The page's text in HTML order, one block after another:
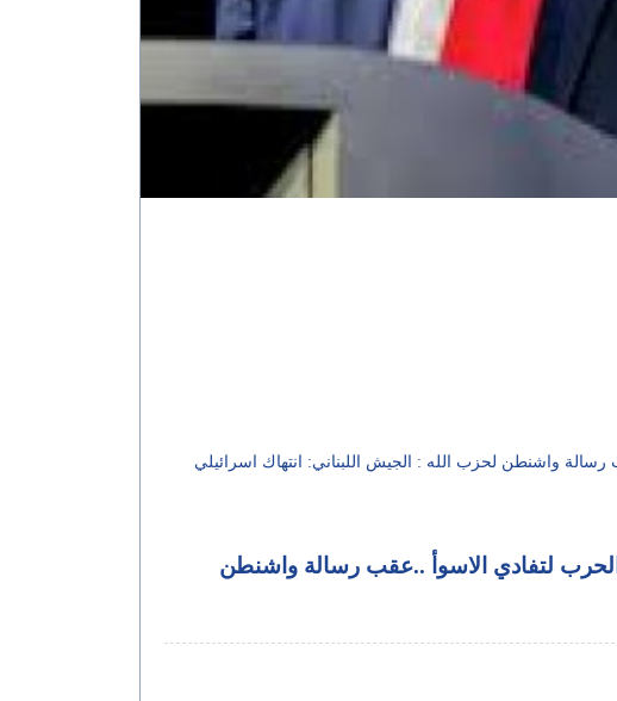
واشنطن لحزب الله : الجيش اللبناني: انتهاك اسرائيلي
لتفادي الاسوأ ..عقب رسالة واشنطن